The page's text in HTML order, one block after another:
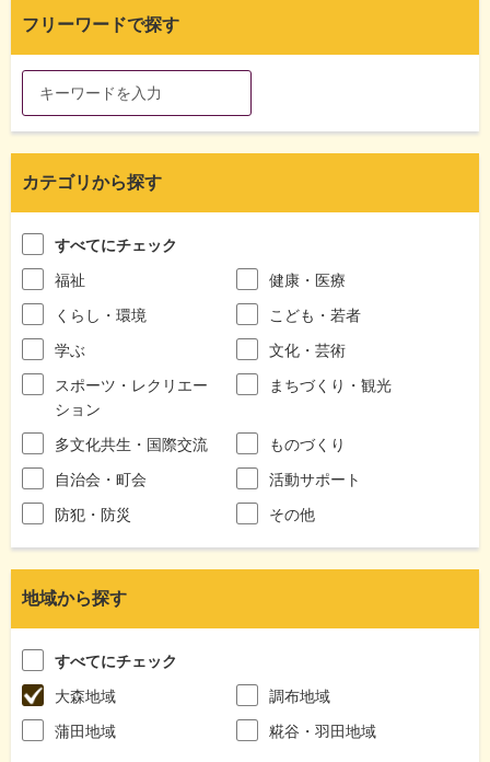
フリーワードで探す
カテゴリから探す
すべてにチェック
福祉
健康・医療
くらし・環境
こども・若者
学ぶ
文化・芸術
スポーツ・レクリエー
ション
まちづくり・観光
多文化共生・国際交流
ものづくり
自治会・町会
活動サポート
防犯・防災
その他
地域から探す
すべてにチェック
大森地域
調布地域
蒲田地域
糀谷・羽田地域